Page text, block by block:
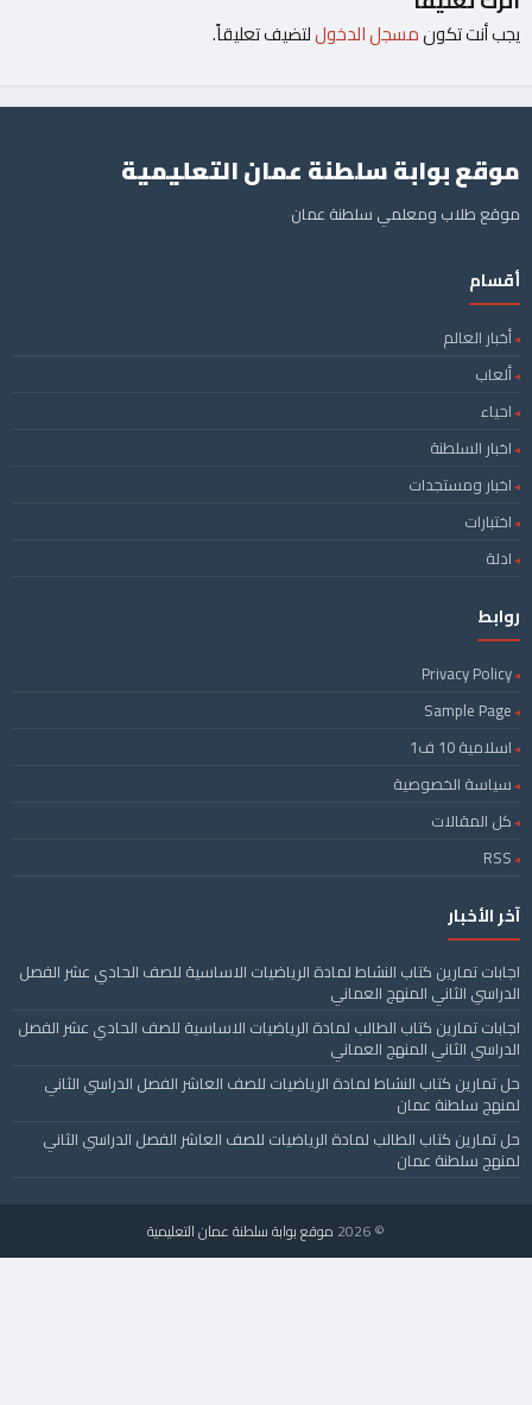
يجب أنت تكونمسجل الدخوللتضيف تعليقاً.
موقع بوابة سلطنة عمان التعليمية
موقع طلاب ومعلمي سلطنة عمان
أقسام
أخبار العالم
ألعاب
احياء
اخبار السلطنة
اخبار ومستجدات
اختبارات
ادلة
روابط
Privacy Policy
Sample Page
اسلامية 10 ف1
سياسة الخصوصية
كل المقالات
RSS
آخر الأخبار
اجابات تمارين كتاب النشاط لمادة الرياضيات الاساسية للصف الحادي عشر الفصل
الدراسي الثاني المنهج العماني
اجابات تمارين كتاب الطالب لمادة الرياضيات الاساسية للصف الحادي عشر الفصل
الدراسي الثاني المنهج العماني
حل تمارين كتاب النشاط لمادة الرياضيات للصف العاشر الفصل الدراسي الثاني
لمنهج سلطنة عمان
حل تمارين كتاب الطالب لمادة الرياضيات للصف العاشر الفصل الدراسي الثاني
لمنهج سلطنة عمان
© 2026 موقع بوابة سلطنة عمان التعليمية